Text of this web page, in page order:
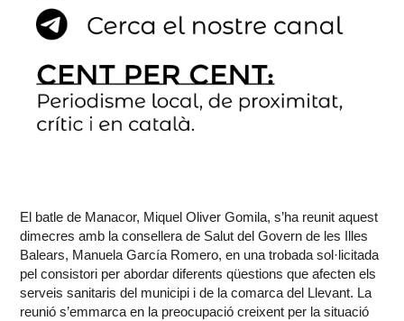
El batle de Manacor, Miquel Oliver Gomila, s’ha reunit aquest
dimecres amb la consellera de Salut del Govern de les Illes
Balears, Manuela García Romero, en una trobada sol·licitada
pel consistori per abordar diferents qüestions que afecten els
serveis sanitaris del municipi i de la comarca del Llevant. La
reunió s’emmarca en la preocupació creixent per la situació